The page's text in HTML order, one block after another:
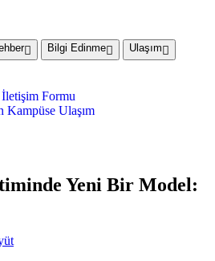
Bilgi Edinme Ulaşım
Formu
Kampüse Ulaşım
Yeni Bir Model: